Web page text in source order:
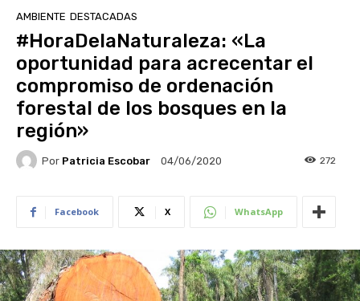
AMBIENTE DESTACADAS
#HoraDelaNaturaleza: «La
oportunidad para acrecentar el
compromiso de ordenación
forestal de los bosques en la
región»
Por Patricia Escobar 04/06/2020 272
Facebook X WhatsApp